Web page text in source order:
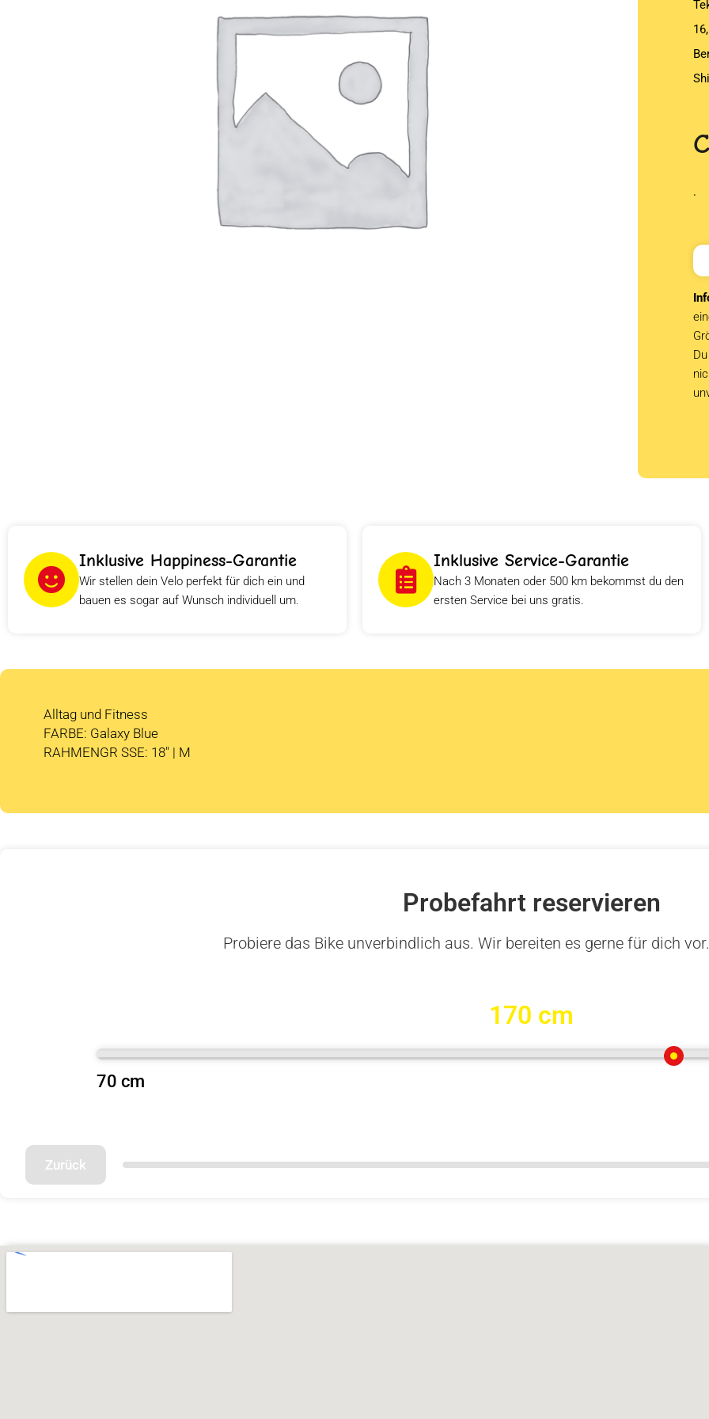
.
Inklusive Happiness-Garantie
Wir stellen dein Velo perfekt für dich ein und
bauen es sogar auf Wunsch individuell um.
Inklusive Service-Garantie
Nach 3 Monaten oder 500 km bekommst du den
ersten Service bei uns gratis.
Alltag und Fitness
FARBE: Galaxy Blue
RAHMENGR SSE: 18″ | M
Probefahrt reservieren
Probiere das Bike unverbindlich aus. Wir bereiten es gerne für dich
170 cm
70 cm
Zurück